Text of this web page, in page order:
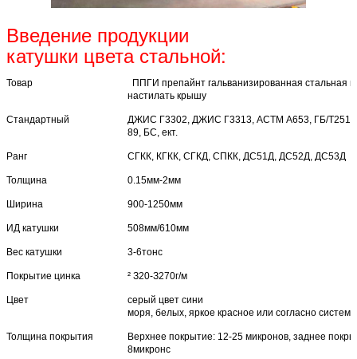
Введение продукции
катушки цвета стальной:
Товар
ППГИ препайнт гальванизированная стальная
настилать крышу
Стандартный
ДЖИС Г3302, ДЖИС Г3313, АСТМ А653, ГБ/
89, БС, ект.
Ранг СГКК, КГКК, СГКД, СПКК, ДС51Д, ДС52Д, ДС53Д
Толщина 0.15мм-2мм
Ширина 900-1250мм
ИД катушки 508мм/610мм
Вес катушки 3-6тонс
Покрытие цинка ² З20-З270г/м
Цвет
серый цвет сини
моря, белых, яркое красное или согласно
Толщина покрытия
Верхнее покрытие: 12-25 микронов, заднее
8микронс